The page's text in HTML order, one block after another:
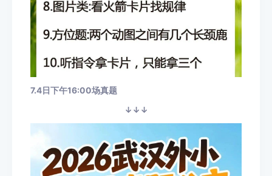
7.4日下午16:00场真题
↓↓↓